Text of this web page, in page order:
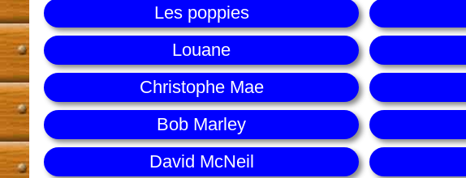
Les poppies
Louane
Christophe Mae
Bob Marley
David McNeil